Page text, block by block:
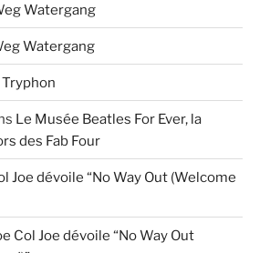
Watergang
Watergang
Tryphon
Le Musée Beatles For Ever, la
des Fab Four
Joe dévoile “No Way Out (Welcome
Col Joe dévoile “No Way Out